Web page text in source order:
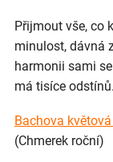
Přijmout vše, co
minulost, dávná
harmonii sami
má tisíce
Bachova
(Chmerek roční)